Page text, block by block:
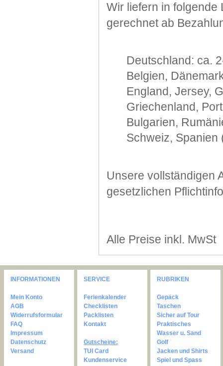
Wir liefern in folgende
gerechnet ab
Deutschland: ca.
Belgien,
England, Jersey,
Griechenland,
Bulgarien,
Schweiz, Spanien
Unsere vollständigen
gesetzlichen
Alle Preise inkl. MwSt
INFORMATIONEN
Mein Konto
AGB
Widerrufsformular
FAQ
Impressum
Datenschutz
Versand
SERVICE
Ferienkalender
Checklisten
Packlisten
Kontakt
Gutscheine:
TUI Card
Kundenservice
RUBRIKEN
Gepäck
Taschen
Sicher auf Tour
Praktisches
Wasser u. Sand
Golf
Jacken und Shirts
Spiel und Spass